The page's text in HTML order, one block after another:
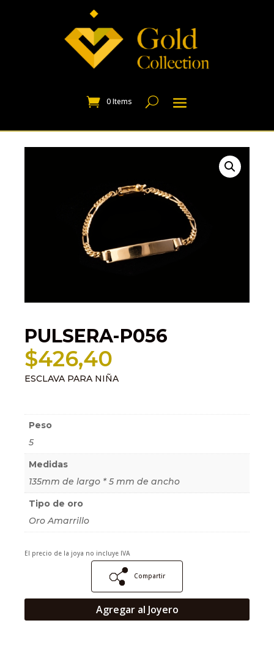
0 Items
PULSERA-P056
$426,40
ESCLAVA PARA NIÑA
Peso
5
Medidas
135mm de largo * 5 mm de ancho
Tipo de oro
Oro Amarrillo
El precio de la joya no incluye IVA
Compartir
Agregar al Joyero